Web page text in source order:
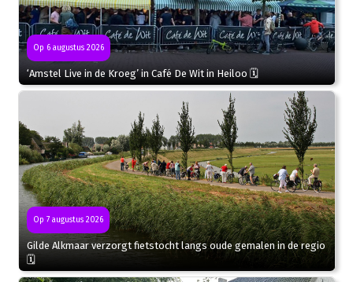
Op 6 augustus 2026
‘Amstel Live in de Kroeg’ in Café De Wit in Heiloo 🗓
Op 7 augustus 2026
Gilde Alkmaar verzorgt fietstocht langs oude gemalen in de regio
🗓